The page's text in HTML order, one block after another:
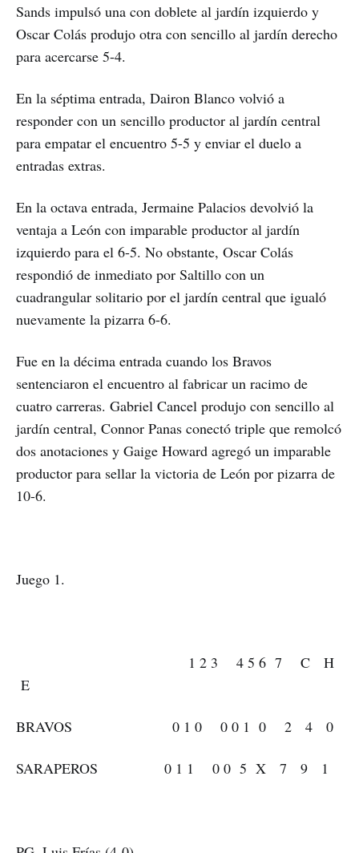
Sands impulsó una con doblete al jardín izquierdo y
Oscar Colás produjo otra con sencillo al jardín derecho
para acercarse 5-4.
En la séptima entrada, Dairon Blanco volvió a
responder con un sencillo productor al jardín central
para empatar el encuentro 5-5 y enviar el duelo a
entradas extras.
En la octava entrada, Jermaine Palacios devolvió la
ventaja a León con imparable productor al jardín
izquierdo para el 6-5. No obstante, Oscar Colás
respondió de inmediato por Saltillo con un
cuadrangular solitario por el jardín central que igualó
nuevamente la pizarra 6-6.
Fue en la décima entrada cuando los Bravos
sentenciaron el encuentro al fabricar un racimo de
cuatro carreras. Gabriel Cancel produjo con sencillo al
jardín central, Connor Panas conectó triple que remolcó
dos anotaciones y Gaige Howard agregó un imparable
productor para sellar la victoria de León por pizarra de
10-6.
Juego 1.
1 2 3 4 5 6 7 C H
E
BRAVOS 0 1 0 0 0 1 0 2 4 0
SARAPEROS 0 1 1 0 0 5 X 7 9 1